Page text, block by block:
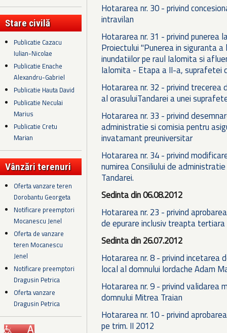
Stare civilă
Publicatie Cazacu
Iulian-Nicolae
Publicatie Enache
Alexandru-Gabriel
Publicatie Hauta David
Publicatie Neculai
Marius
Publicatie Cretu
Marian
Vânzări terenuri
Oferta vanzare teren
Dorobantu Georgeta
Notificare preemptori
Mocanescu Jenel
Oferta de vanzare
teren Mocanescu
Jenel
Notificare preemptori
Dragusin Petrica
Oferta vanzare
Dragusin Petrica
Hotararea nr. 30 - privind
intravilan
Hotararea nr. 31 - privind punerea
Proiectului "Punerea in siguranta
inundatiilor pe raul Ialomita si
Ialomita - Etapa a II-a, suprafetei
Hotararea nr. 32 - privind
al orasuluiTandarei a unei
Hotararea nr. 33 - privind
administratie si comisia pentru
invatamant preuniversitar
Hotararea nr. 34 - privind
numirea Consiliului de
Tandarei.
Sedinta din 06.08.2012
Hotararea nr. 23 - privind
de epurare inclusiv treapta tertiara
Sedinta din 26.07.2012
Hotararea nr. 8 - privind incetarea
local al domnului Iordache Adam
Hotararea nr. 9 - privind validarea
domnului Mitrea Traian
Hotararea nr. 10 - privind
pe trim. II 2012